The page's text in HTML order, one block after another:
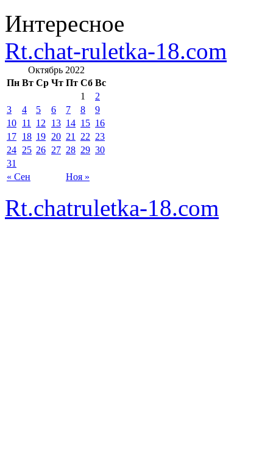
Интересное
Rt.chat-ruletka-18.com
Октябрь 2022
Пн Вт Ср Чт Пт Сб Вс
« Сен Ноя »
1
2
3
4 5 6 7 8
9
10 11 12 13 14 15 16
17 18 19 20 21 22 23
24 25 26 27 28 29 30
31
Rt.chatruletka-18.com